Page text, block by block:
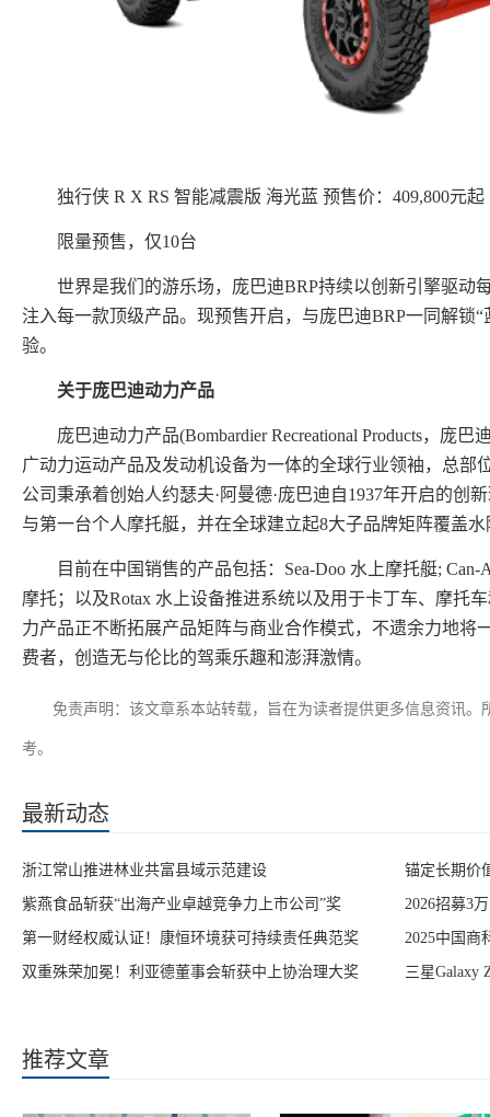
独行侠 R X RS 智能减震版 海光蓝 预售价：409,800元起
限量预售，仅10台
世界是我们的游乐场，庞巴迪BRP持续以创新引擎驱动
注入每一款顶级产品。现预售开启，与庞巴迪BRP一同解锁
验。
关于庞巴迪动力产品
庞巴迪动力产品(Bombardier Recreational Products，庞
广动力运动产品及发动机设备为一体的全球行业领袖，总部
公司秉承着创始人约瑟夫·阿曼德·庞巴迪自1937年开启的创
与第一台个人摩托艇，并在全球建立起8大子品牌矩阵覆盖
目前在中国销售的产品包括：Sea-Doo 水上摩托艇;
摩托；以及Rotax 水上设备推进系统以及用于卡丁车、摩托
力产品正不断拓展产品矩阵与商业合作模式，不遗余力地将
费者，创造无与伦比的驾乘乐趣和澎湃激情。
免责声明：该文章系本站转载，旨在为读者提供更多信息资讯
考。
最新动态
浙江常山推进林业共富县域示范建设 锚定长期价
紫燕食品斩获“出海产业卓越竞争力上市公司”奖 2026招募3
第一财经权威认证！康恒环境获可持续责任典范奖 2025中国商
双重殊荣加冕！利亚德董事会斩获中上协治理大奖 三星Galaxy
推荐文章